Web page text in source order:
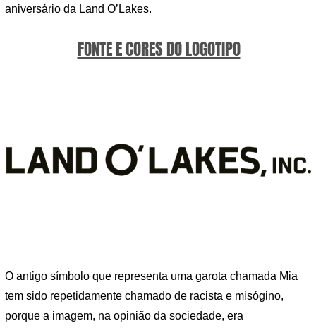
aniversário da Land O’Lakes.
FONTE E CORES DO LOGOTIPO
O antigo símbolo que representa uma garota chamada Mia
tem sido repetidamente chamado de racista e misógino,
porque a imagem, na opinião da sociedade, era